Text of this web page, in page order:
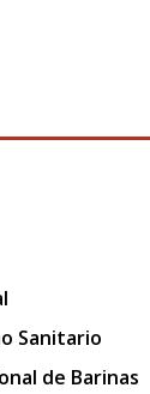
Sanitario
de Barinas